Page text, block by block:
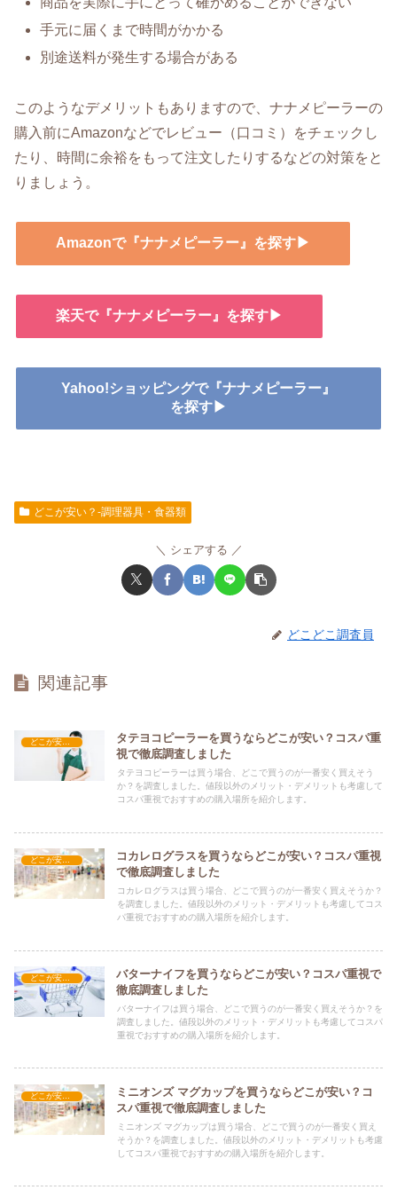
手元に届くまで時間がかかる
別途送料が発生する場合がある
このようなデメリットもありますので、ナナメピーラーの
購入前にAmazonなどでレビュー（口コミ）をチェックし
たり、時間に余裕をもって注文したりするなどの対策をと
りましょう。
Amazonで『ナナメピーラー』を探す▶
楽天で『ナナメピーラー』を探す▶
Yahoo!ショッピングで『ナナメピーラー』
を探す▶
どこが安い？-調理器具・食器類
シェアする
どこどこ調査員
関連記事
どこが安い？-調理器具・食器類
タテヨコピーラーを買うならどこが安い？コスパ重
視で徹底調査しました
タテヨコピーラーは買う場合、どこで買うのが一番安く買えそう
か？を調査しました。値段以外のメリット・デメリットも考慮して
コスパ重視でおすすめの購入場所を紹介します。
どこが安い？-調理器具・食器類
コカレログラスを買うならどこが安い？コスパ重視
で徹底調査しました
コカレログラスは買う場合、どこで買うのが一番安く買えそうか？
を調査しました。値段以外のメリット・デメリットも考慮してコス
パ重視でおすすめの購入場所を紹介します。
どこが安い？-調理器具・食器類
バターナイフを買うならどこが安い？コスパ重視で
徹底調査しました
バターナイフは買う場合、どこで買うのが一番安く買えそうか？を
調査しました。値段以外のメリット・デメリットも考慮してコスパ
重視でおすすめの購入場所を紹介します。
どこが安い？-調理器具・食器類
ミニオンズ マグカップを買うならどこが安い？コ
スパ重視で徹底調査しました
ミニオンズ マグカップは買う場合、どこで買うのが一番安く買え
そうか？を調査しました。値段以外のメリット・デメリットも考慮
してコスパ重視でおすすめの購入場所を紹介します。